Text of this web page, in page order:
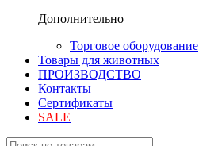
Дополнительно
Торговое оборудование
Товары для животных
ПРОИЗВОДСТВО
Контакты
Сертификаты
SALE